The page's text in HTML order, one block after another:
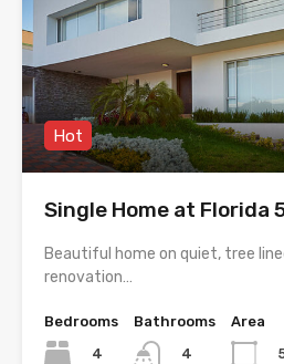
Hot
Single Home at Florida
Beautiful home on quiet, tree
renovation…
Bedrooms
4
Bathrooms
4
Area